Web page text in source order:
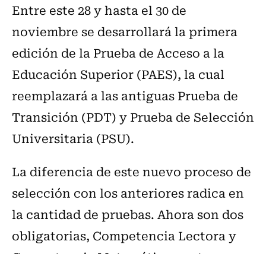
Entre este 28 y hasta el 30 de
noviembre se desarrollará la primera
edición de la Prueba de Acceso a la
Educación Superior (PAES), la cual
reemplazará a las antiguas Prueba de
Transición (PDT) y Prueba de Selección
Universitaria (PSU).
La diferencia de este nuevo proceso de
selección con los anteriores radica en
la cantidad de pruebas. Ahora son dos
obligatorias, Competencia Lectora y